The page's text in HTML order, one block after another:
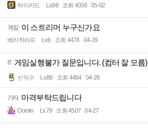
하이카드 Lv.88 조회 4036 05-02
게임 이 스트리머 누구신가요
베리하라프 Lv.6 조회 4478 04-29
IT 게임실행불가 질문입니다. (컴터 잘 모름)
신익수 Lv.88 조회 4464 04-28
기타 마격부탁드립니다
Oomin Lv.79 조회 4507 04-27